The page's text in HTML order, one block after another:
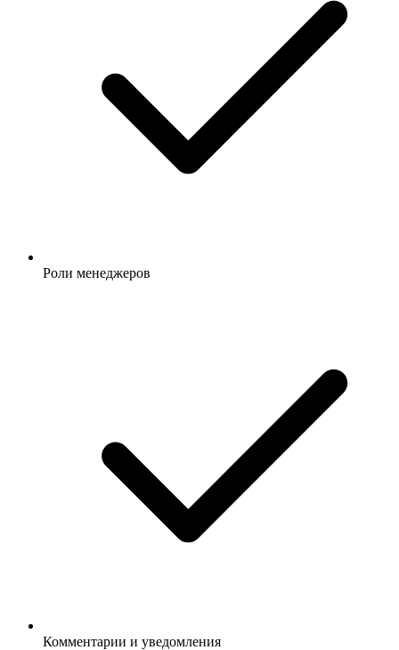
Роли менеджеров
Комментарии и уведомления